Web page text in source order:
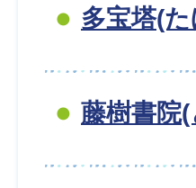
多宝塔(
藤樹書院